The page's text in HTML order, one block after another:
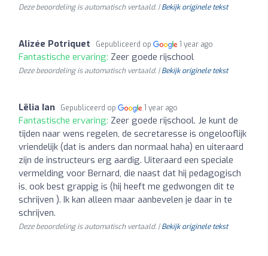
Deze beoordeling is automatisch vertaald. |Bekijk originele tekst
Alizée Potriquet Gepubliceerd op 1 year ago
Fantastische ervaring: Zeer goede rijschool
Deze beoordeling is automatisch vertaald. |Bekijk originele tekst
Lëlia Ian Gepubliceerd op 1 year ago
Fantastische ervaring: Zeer goede rijschool. Je kunt de
tijden naar wens regelen, de secretaresse is ongelooflijk
vriendelijk (dat is anders dan normaal haha) en uiteraard
zijn de instructeurs erg aardig. Uiteraard een speciale
vermelding voor Bernard, die naast dat hij pedagogisch
is, ook best grappig is (hij heeft me gedwongen dit te
schrijven ). Ik kan alleen maar aanbevelen je daar in te
schrijven.
Deze beoordeling is automatisch vertaald. |Bekijk originele tekst